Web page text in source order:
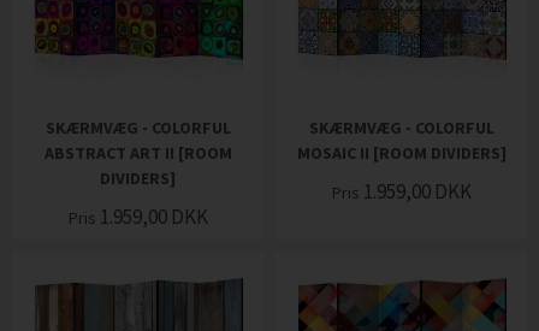
SKÆRMVÆG - COLORFUL
ABSTRACT ART II [ROOM
DIVIDERS]
Pris 1.959,00 DKK
SKÆRMVÆG - COLORFUL
MOSAIC II [ROOM DIVIDERS]
Pris 1.959,00 DKK